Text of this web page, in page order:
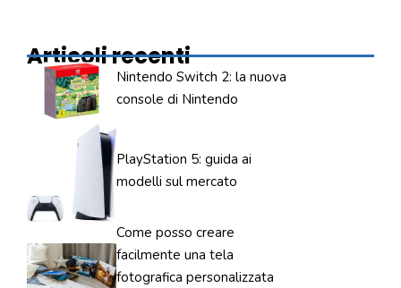
Articoli recenti
Nintendo Switch 2: la nuova
console di Nintendo
PlayStation 5: guida ai
modelli sul mercato
Come posso creare
facilmente una tela
fotografica personalizzata